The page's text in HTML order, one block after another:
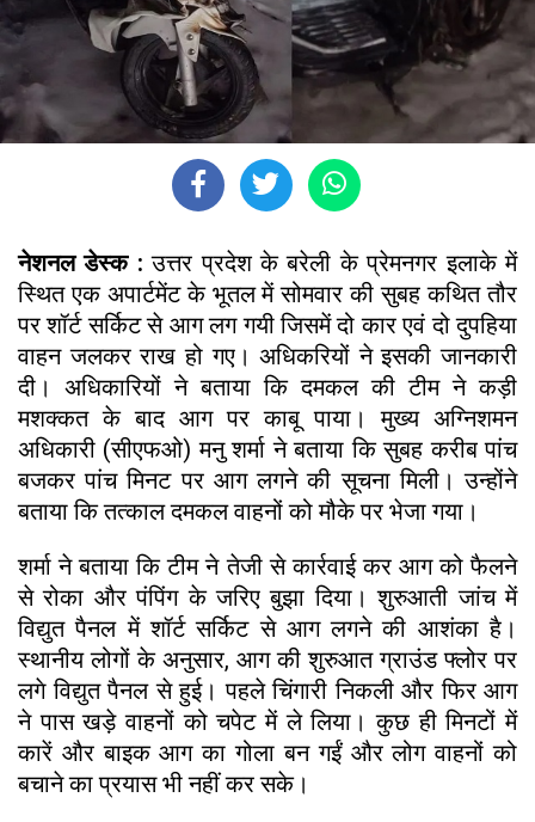
नेशनल डेस्क : उत्तर प्रदेश के बरेली के प्रेमनगर इलाके में
स्थित एक अपार्टमेंट के भूतल में सोमवार की सुबह कथित तौर
पर शॉर्ट सर्किट से आग लग गयी जिसमें दो कार एवं दो दुपहिया
वाहन जलकर राख हो गए। अधिकरियों ने इसकी जानकारी
दी। अधिकारियों ने बताया कि दमकल की टीम ने कड़ी
मशक्कत के बाद आग पर काबू पाया। मुख्य अग्निशमन
अधिकारी (सीएफओ) मनु शर्मा ने बताया कि सुबह करीब पांच
बजकर पांच मिनट पर आग लगने की सूचना मिली। उन्होंने
बताया कि तत्काल दमकल वाहनों को मौके पर भेजा गया।
शर्मा ने बताया कि टीम ने तेजी से कार्रवाई कर आग को फैलने
से रोका और पंपिंग के जरिए बुझा दिया। शुरुआती जांच में
विद्युत पैनल में शॉर्ट सर्किट से आग लगने की आशंका है।
स्थानीय लोगों के अनुसार, आग की शुरुआत ग्राउंड फ्लोर पर
लगे विद्युत पैनल से हुई। पहले चिंगारी निकली और फिर आग
ने पास खड़े वाहनों को चपेट में ले लिया। कुछ ही मिनटों में
कारें और बाइक आग का गोला बन गईं और लोग वाहनों को
बचाने का प्रयास भी नहीं कर सके।